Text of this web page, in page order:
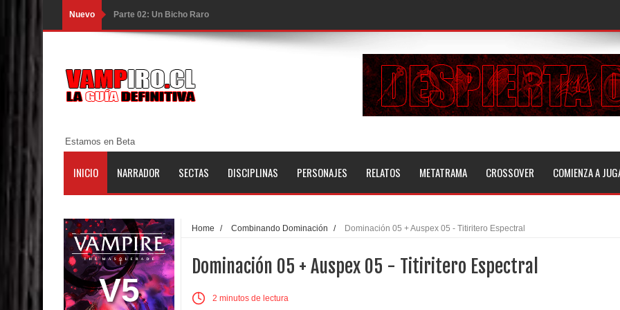
Nuevo Parte 02: Un Bicho Raro
Parte 01: Una Misión de Locos
Parte 03: Forastero en Tierra Muerta
Parte 10: El Secreto
Parte 06: El Trato con los Muertos
Parte 05: Sitiados
Parte 04: Se Descubre el Pastel
Parte 03: Una Piraña en el Bidé
Estamos en Beta
INICIO NARRADOR SECTAS DISCIPLINAS PERSONAJES RELATOS METATRAMA CROSSOVER COMIENZA A
V5
Home / Combinando Dominación / Dominación 05 + Auspex 05 - Titiritero Espectral
Dominación 05 + Auspex 05 - Titiritero Espectral
2 minutos de lectura